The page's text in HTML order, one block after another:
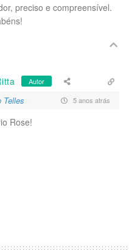
preciso e compreensível.
Autor
Telles 5 anos atrás
Rose!